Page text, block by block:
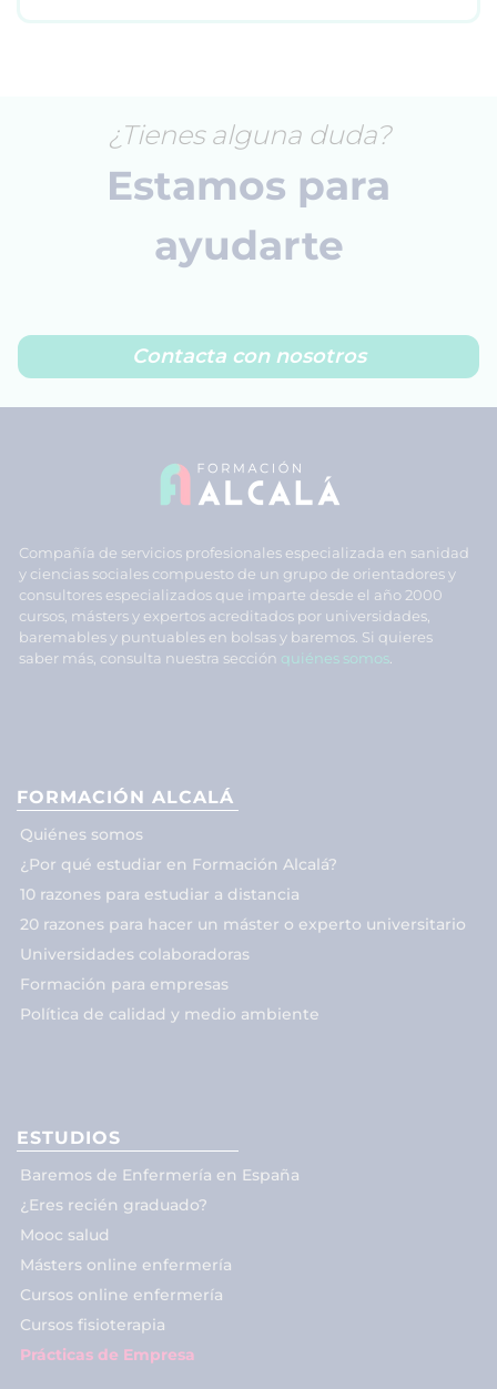
¿Tienes alguna duda?
Estamos para
ayudarte
Contacta con nosotros
Compañía de servicios profesionales especializada en sanidad
y ciencias sociales compuesto de un grupo de orientadores y
consultores especializados que imparte desde el año 2000
cursos, másters y expertos acreditados por universidades,
baremables y puntuables en bolsas y baremos. Si quieres
saber más, consulta nuestra sección quiénes somos.
FORMACIÓN ALCALÁ
Quiénes somos
¿Por qué estudiar en Formación Alcalá?
10 razones para estudiar a distancia
20 razones para hacer un máster o experto universitario
Universidades colaboradoras
Formación para empresas
Política de calidad y medio ambiente
ESTUDIOS
Baremos de Enfermería en España
¿Eres recién graduado?
Mooc salud
Másters online enfermería
Cursos online enfermería
Cursos fisioterapia
Prácticas de Empresa